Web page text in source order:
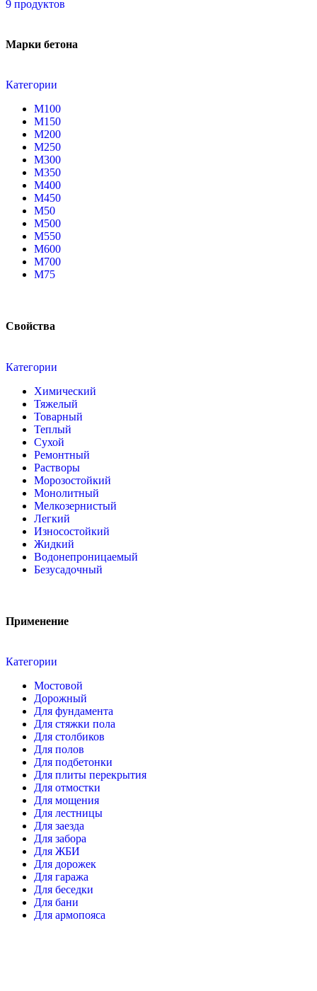
9 продуктов
Марки бетона
Категории
М100
М150
М200
М250
М300
М350
М400
М450
М50
М500
М550
М600
М700
М75
Свойства
Категории
Химический
Тяжелый
Товарный
Теплый
Сухой
Ремонтный
Растворы
Морозостойкий
Монолитный
Мелкозернистый
Легкий
Износостойкий
Жидкий
Водонепроницаемый
Безусадочный
Применение
Категории
Мостовой
Дорожный
Для фундамента
Для стяжки пола
Для столбиков
Для полов
Для подбетонки
Для плиты перекрытия
Для отмостки
Для мощения
Для лестницы
Для заезда
Для забора
Для ЖБИ
Для дорожек
Для гаража
Для беседки
Для бани
Для армопояса